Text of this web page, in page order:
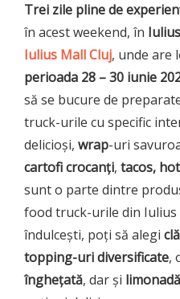
Trei zile pline de
în acest weekend, în
Iulius Mall Cluj, unde are
perioada 28 – 30 iunie
să se bucure de
truck-urile cu specific
delicioși, wrap-uri
cartofi crocanți, tacos,
sunt o parte dintre
food truck-urile din Iulius
îndulcești, poți să alegi
topping-uri diversificate,
înghețată, dar și